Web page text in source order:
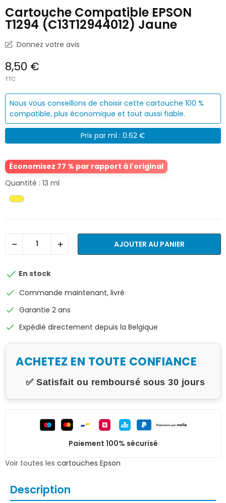
Cartouche Compatible EPSON
T1294 (C13T12944012) Jaune
Donnez votre avis
8,50 €
TTC
Nous vous conseillons de choisir cette cartouche 100 %
compatible, plus économique et tout aussi fiable.
Prix par ml : 0.62 €
Économisez 77 % par rapport à l'original
Quantité : 13 ml
AJOUTER AU PANIER
 En stock
check Commande maintenant, livré
check Garantie 2 ans
check Expédié directement depuis la Belgique
ACHETEZ EN TOUTE CONFIANCE
✅ Satisfait ou remboursé sous 30 jours
Paiement 100% sécurisé
Voir toutes les cartouches Epson
Description